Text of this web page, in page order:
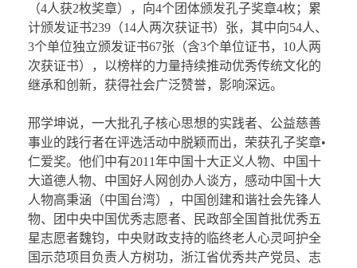
（4人获2枚奖章），向4个团体颁发孔子奖章4枚；累
计颁发证书239（14人两次获证书）张，其中向54人、
3个单位独立颁发证书67张（含3个单位证书，10人两
次获证书），以榜样的力量持续推动优秀传统文化的
继承和创新，获得社会广泛赞誉，影响深远。
邢学坤说，一大批孔子核心思想的实践者、公益慈善
事业的践行者在评选活动中脱颖而出，荣获孔子奖章•
仁爱奖。他们中有2011年中国十大正义人物、中国十
大道德人物、中国好人网创办人谈方，感动中国十大
人物高秉涵（中国台湾），中国创建和谐社会先锋人
物、团中央中国优秀志愿者、民政部全国首批优秀五
星志愿者魏钧，中央财政支持的临终老人心灵呵护全
国示范项目负责人方树功，浙江省优秀共产党员、志